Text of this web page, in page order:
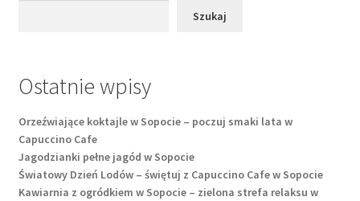
Szukaj
Ostatnie wpisy
Orzeźwiające koktajle w Sopocie – poczuj smaki lata w
Capuccino Cafe
Jagodzianki pełne jagód w Sopocie
Światowy Dzień Lodów – świętuj z Capuccino Cafe w Sopocie
Kawiarnia z ogródkiem w Sopocie – zielona strefa relaksu w